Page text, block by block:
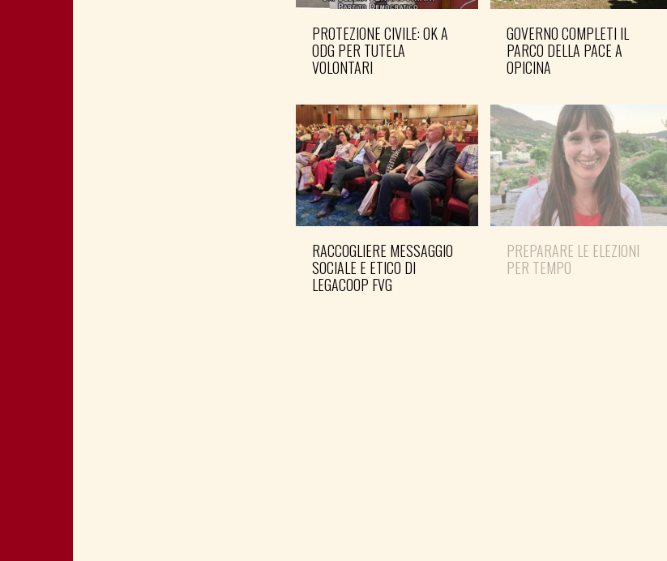
PROTEZIONE CIVILE: OK A
ODG PER TUTELA
VOLONTARI
GOVERNO COMPLETI IL
PARCO DELLA PACE A
OPICINA
RACCOGLIERE MESSAGGIO
SOCIALE E ETICO DI
LEGACOOP FVG
PREPARARE LE ELEZIONI
PER TEMPO